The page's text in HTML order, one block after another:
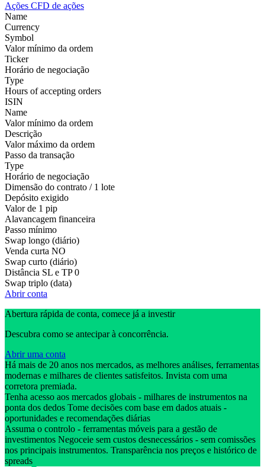
Ações CFD de ações
Name
Currency
Symbol
Valor mínimo da ordem
Ticker
Horário de negociação
Type
Hours of accepting orders
ISIN
Name
Valor mínimo da ordem
Descrição
Valor máximo da ordem
Passo da transação
Type
Horário de negociação
Dimensão do contrato / 1 lote
Depósito exigido
Valor de 1 pip
Alavancagem financeira
Passo mínimo
Swap longo (diário)
Venda curta NO
Swap curto (diário)
Distância SL e TP 0
Swap triplo (data)
Abrir conta
Abertura rápida de conta, comece já a investir
Descubra como se antecipar à concorrência.
Abrir uma conta
Há mais de 20 anos nos mercados, as melhores análises, ferramentas
modernas e milhares de clientes satisfeitos. Invista com uma
corretora premiada.
Tenha acesso aos mercados globais - milhares de instrumentos na
ponta dos dedos Tome decisões com base em dados atuais -
oportunidades e recomendações diárias
Assuma o controlo - ferramentas móveis para a gestão de
investimentos Negoceie sem custos desnecessários - sem comissões
nos principais instrumentos. Transparência nos preços e histórico de
spreads